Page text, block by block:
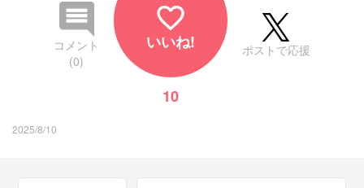
コメント
(0)
favorite_border
いいね!
10
ポストで応援
2025/8/10